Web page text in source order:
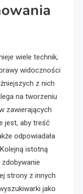
wiele technik,
widoczności
z nich
na tworzeniu
zawierających
jest, aby treść
odpowiadała
istotną
strony z innych
jako